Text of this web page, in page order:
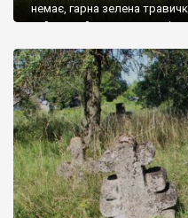
немає, гарна зелена
найкращий регулятор
бруньками, кози ті бруньки
делікатес. На цвинтарі у
різноманітних форм